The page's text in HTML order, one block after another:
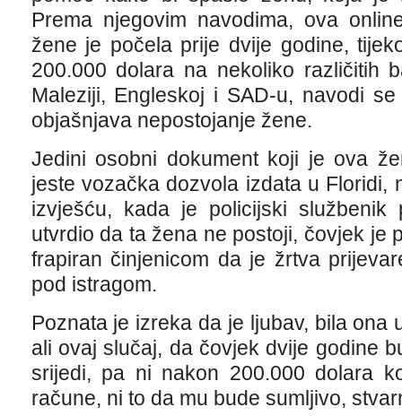
Prema njegovim navodima, ova
žene je počela prije dvije godine,
200.000 dolara na nekoliko različitih
Maleziji, Engleskoj i SAD-u, navodi
objašnjava nepostojanje žene.
Jedini osobni dokument koji je ova
jeste vozačka dozvola izdata u Floridi,
izvješću, kada je policijski službenik
utvrdio da ta žena ne postoji, čovjek je
frapiran činjenicom da je žrtva
pod istragom.
Poznata je izreka da je ljubav, bila ona
ali ovaj slučaj, da čovjek dvije godine
srijedi, pa ni nakon 200.000 dolara
račune, ni to da mu bude sumljivo,